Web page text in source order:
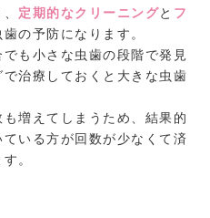
定期的なクリーニングと フ
の予防になります。
も小さな虫歯の段階で発見
治療しておくと大きな虫歯
増えてしまうため、結果的
いる方が回数が少なくて済
。